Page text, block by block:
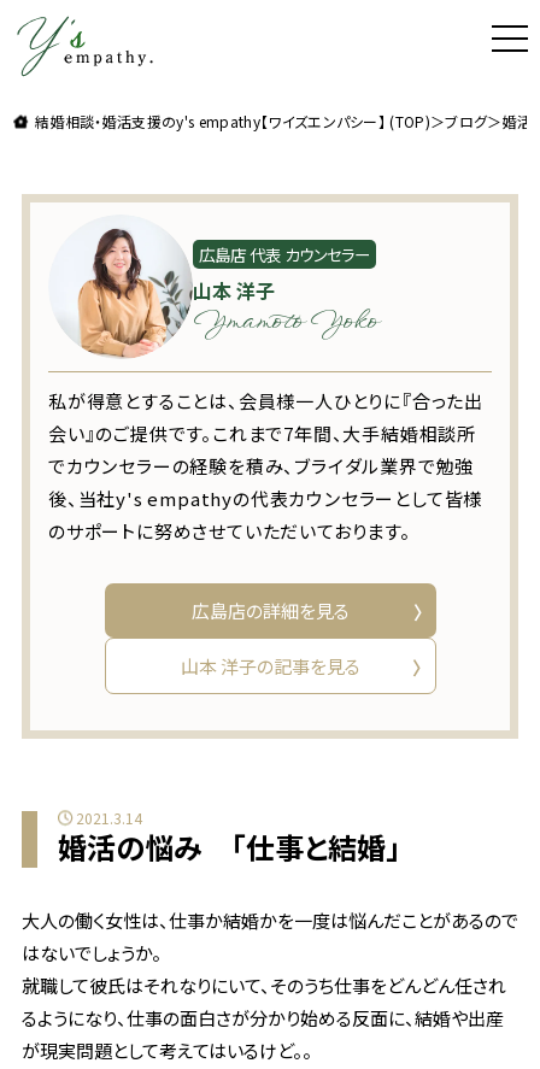
結婚相談・婚活支援のy's empathy【ワイズエンパシー】 (TOP)＞ブログ＞婚活
広島店 代表 カウンセラー
山本 洋子
Ymamoto Yoko
私が得意とすることは、会員様一人ひとりに『合った出
会い』のご提供です。これまで7年間、大手結婚相談所
でカウンセラーの経験を積み、ブライダル業界で勉強
後、当社y's empathyの代表カウンセラーとして皆様
のサポートに努めさせていただいております。
広島店の詳細を見る
山本 洋子の記事を見る
2021.3.14
婚活の悩み 「仕事と結婚」
大人の働く女性は、仕事か結婚かを一度は悩んだことがあるので
はないでしょうか。
就職して彼氏はそれなりにいて、そのうち仕事をどんどん任され
るようになり、仕事の面白さが分かり始める反面に、結婚や出産
が現実問題として考えてはいるけど。。
t
o
e
i